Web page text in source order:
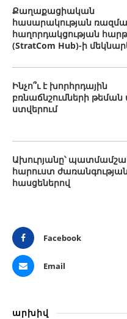
Քաղաքացիական
հասարակության
հաղորդակցության
(StratCom Hub)-ի
Ինչո՞ւ է խորհրդային
բռնաճնշումների թեման
ստվերում
Ախուրյանը՝
հարուստ
հասցեներով
Facebook
Email
արխիվ